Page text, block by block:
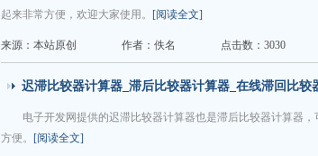
起来非常方便，欢迎大家使用。 [阅读全文]
来源：本站原创 作者：佚名 点击数：3030
迟滞比较器计算器_滞后比较器计算器_在线滞回比较
电子开发网提供的迟滞比较器计算器也是滞后比较器计算器
方便。 [阅读全文]